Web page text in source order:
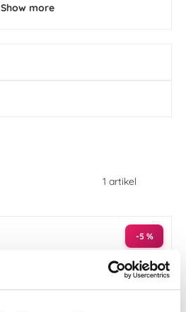
1 artikel
-5 %
Show more